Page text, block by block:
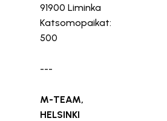
91900 Liminka
Katsomopaikat:
500
---
M-TEAM,
HELSINKI